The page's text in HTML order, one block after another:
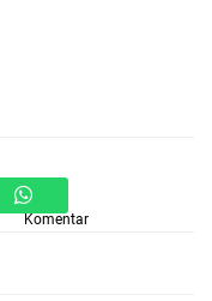
Komentar